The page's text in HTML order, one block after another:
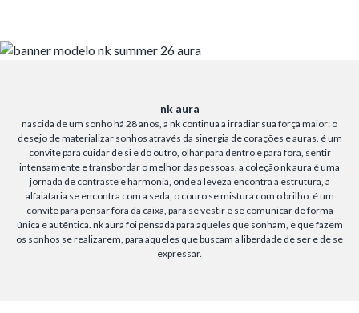
nk aura
nascida de um sonho há 28 anos, a nk continua a irradiar sua força maior: o
desejo de materializar sonhos através da sinergia de corações e auras. é um
convite para cuidar de si e do outro, olhar para dentro e para fora, sentir
intensamente e transbordar o melhor das pessoas. a coleção nk aura é uma
jornada de contraste e harmonia, onde a leveza encontra a estrutura, a
alfaiataria se encontra com a seda, o couro se mistura com o brilho. é um
convite para pensar fora da caixa, para se vestir e se comunicar de forma
única e autêntica. nk aura foi pensada para aqueles que sonham, e que fazem
os sonhos se realizarem, para aqueles que buscam a liberdade de ser e de se
expressar.